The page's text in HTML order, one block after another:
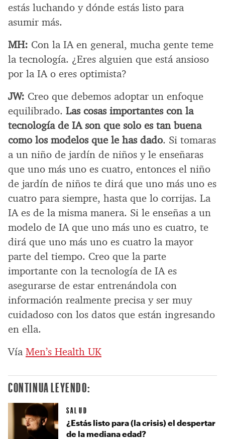
estás luchando y dónde estás listo para
asumir más.
MH: Con la IA en general, mucha gente teme
la tecnología. ¿Eres alguien que está ansioso
por la IA o eres optimista?
JW: Creo que debemos adoptar un enfoque
equilibrado. Las cosas importantes con la
tecnología de IA son que solo es tan buena
como los modelos que le has dado. Si tomaras
a un niño de jardín de niños y le enseñaras
que uno más uno es cuatro, entonces el niño
de jardín de niños te dirá que uno más uno es
cuatro para siempre, hasta que lo corrijas. La
IA es de la misma manera. Si le enseñas a un
modelo de IA que uno más uno es cuatro, te
dirá que uno más uno es cuatro la mayor
parte del tiempo. Creo que la parte
importante con la tecnología de IA es
asegurarse de estar entrenándola con
información realmente precisa y ser muy
cuidadoso con los datos que están ingresando
en ella.
Vía Men’s Health UK
CONTINUA LEYENDO:
SALUD
¿Estás listo para (la crisis) el despertar
de la mediana edad?